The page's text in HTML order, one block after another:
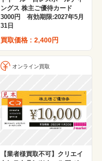
ングス 株主ご優待カード
3000円 有効期限:2027年5月
31日
買取価格 : 2,400円
オンライン買取
【業者様買取不可】クリエイ